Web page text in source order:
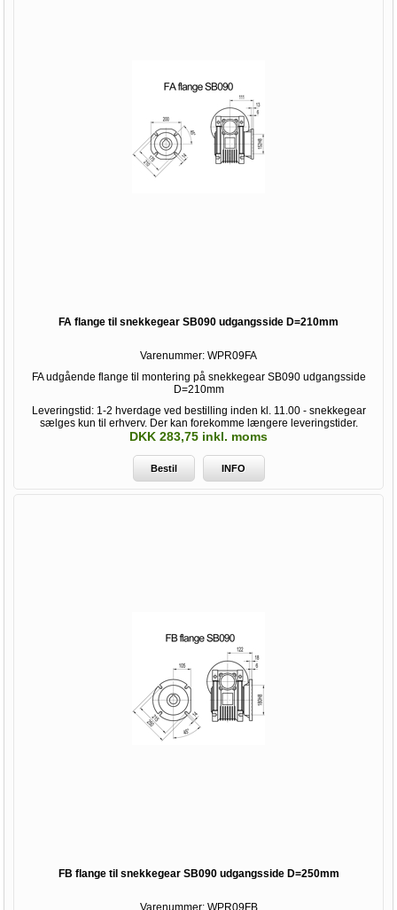
FA flange til snekkegear SB090 udgangsside D=210mm
Varenummer: WPR09FA
FA udgående flange til montering på snekkegear SB090 udgangsside
D=210mm
Leveringstid: 1-2 hverdage ved bestilling inden kl. 11.00 - snekkegear
sælges kun til erhverv. Der kan forekomme længere leveringstider.
DKK 283,75 inkl. moms
Bestil INFO
FB flange til snekkegear SB090 udgangsside D=250mm
Varenummer: WPR09FB